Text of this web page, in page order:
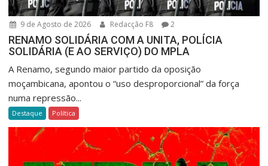
9 de Agosto de 2026 Redacção F8 2
RENAMO SOLIDÁRIA COM A UNITA, POLÍCIA
SOLIDÁRIA (E AO SERVIÇO) DO MPLA
A Renamo, segundo maior partido da oposição
moçambicana, apontou o “uso desproporcional” da força
numa repressão...
Destaque Política